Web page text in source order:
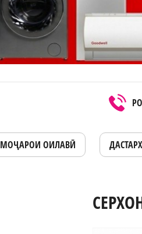
МОҶАРОИ ОИЛАВӢ